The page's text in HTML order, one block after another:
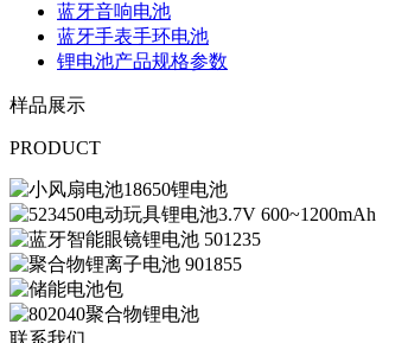
蓝牙音响电池
蓝牙手表手环电池
锂电池产品规格参数
样品展示
PRODUCT